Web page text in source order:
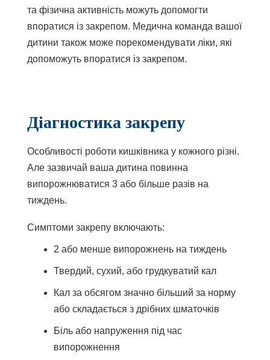
та фізична активність можуть допомогти
впоратися із закрепом. Медична команда вашої
дитини також може порекомендувати ліки, які
допоможуть впоратися із закрепом.
Діагностика закрепу
Особливості роботи кишківника у кожного різні.
Але зазвичай ваша дитина повинна
випорожнюватися 3 або більше разів на
тиждень.
Симптоми закрепу включають:
2 або менше випорожнень на тиждень
Твердий, сухий, або грудкуватий кал
Кал за обсягом значно більший за норму
або складається з дрібних шматочків
Біль або напруження під час
випорожнення